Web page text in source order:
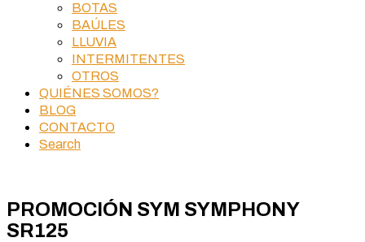
BOTAS
BAÚLES
LLUVIA
INTERMITENTES
OTROS
QUIÉNES SOMOS?
BLOG
CONTACTO
Search
PROMOCIÓN SYM SYMPHONY
SR125